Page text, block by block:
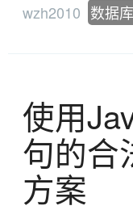
wzh2010 数据
使用
句的合
方案